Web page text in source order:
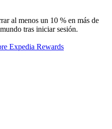
al menos un 10 % en más de
tras iniciar sesión.
Expedia Rewards